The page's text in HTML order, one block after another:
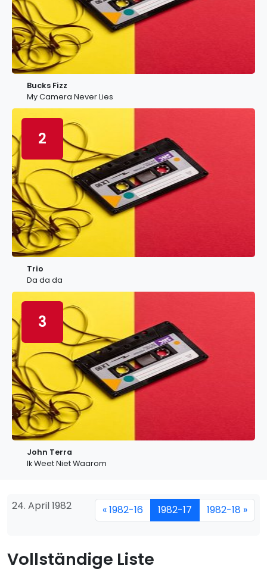
Bucks Fizz
My Camera Never Lies
2
Trio
Da da da
3
John Terra
Ik Weet Niet Waarom
24. April 1982 « 1982-16 1982-17 1982-18 »
Vollständige Liste